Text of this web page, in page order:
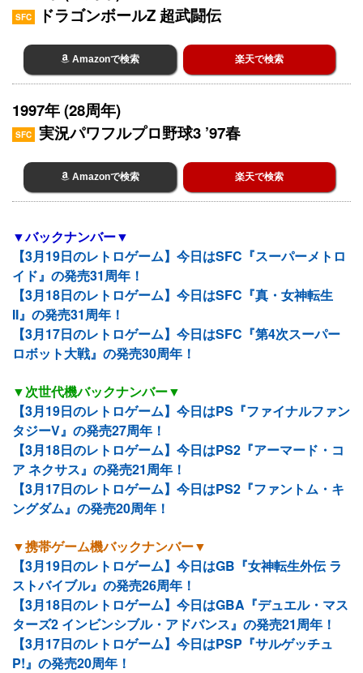
SFC ドラゴンボールZ 超武闘伝
Amazonで検索 楽天で検索
1997年 (28周年)
SFC 実況パワフルプロ野球3 ’97春
Amazonで検索 楽天で検索
▼バックナンバー▼
【3月19日のレトロゲーム】今日はSFC『スーパーメトロ
イド』の発売31周年！
【3月18日のレトロゲーム】今日はSFC『真・女神転生
II』の発売31周年！
【3月17日のレトロゲーム】今日はSFC『第4次スーパー
ロボット大戦』の発売30周年！
▼次世代機バックナンバー▼
【3月19日のレトロゲーム】今日はPS『ファイナルファン
タジーV』の発売27周年！
【3月18日のレトロゲーム】今日はPS2『アーマード・コ
ア ネクサス』の発売21周年！
【3月17日のレトロゲーム】今日はPS2『ファントム・キ
ングダム』の発売20周年！
▼携帯ゲーム機バックナンバー▼
【3月19日のレトロゲーム】今日はGB『女神転生外伝 ラ
ストバイブル』の発売26周年！
【3月18日のレトロゲーム】今日はGBA『デュエル・マス
ターズ2 インビンシブル・アドバンス』の発売21周年！
【3月17日のレトロゲーム】今日はPSP『サルゲッチュ
P!』の発売20周年！